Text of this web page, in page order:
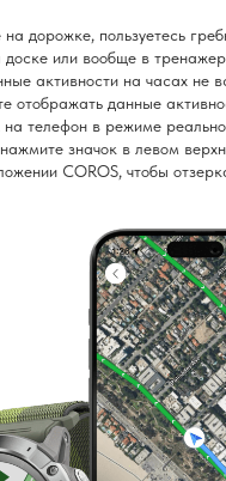
на дорожке, пользуетесь
доске или вообще в
активности на часах не
отображать данные
телефон в режиме
значок в левом
COROS, чтобы